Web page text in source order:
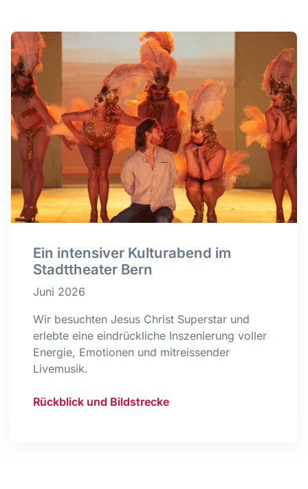
Ein intensiver Kulturabend im
Stadttheater Bern
Juni 2026
Wir besuchten Jesus Christ Superstar und
erlebte eine eindrückliche Inszenierung voller
Energie, Emotionen und mitreissender
Livemusik.
Rückblick und Bildstrecke